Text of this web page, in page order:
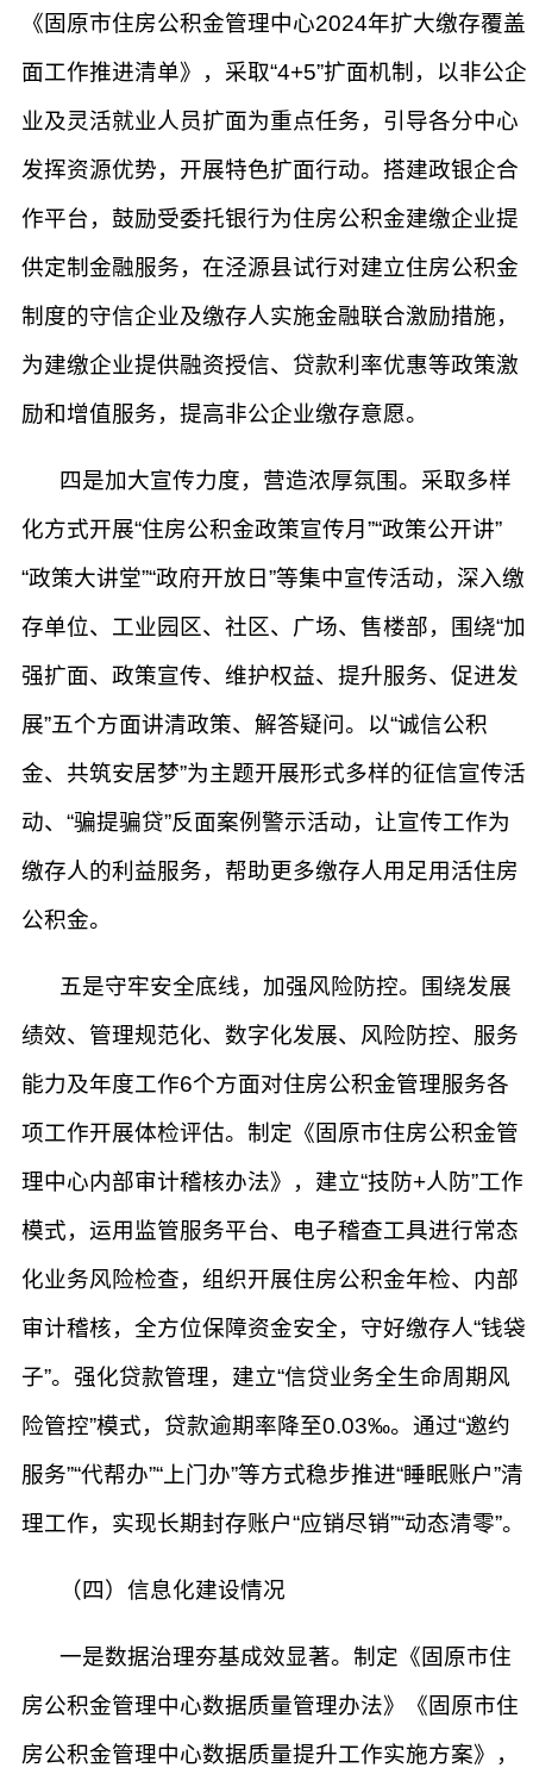
《固原市住房公积金管理中心2024年扩大缴存覆盖
面工作推进清单》，采取“4+5”扩面机制，以非公企
业及灵活就业人员扩面为重点任务，引导各分中心
发挥资源优势，开展特色扩面行动。搭建政银企合
作平台，鼓励受委托银行为住房公积金建缴企业提
供定制金融服务，在泾源县试行对建立住房公积金
制度的守信企业及缴存人实施金融联合激励措施，
为建缴企业提供融资授信、贷款利率优惠等政策激
励和增值服务，提高非公企业缴存意愿。
四是加大宣传力度，营造浓厚氛围。采取多样
化方式开展“住房公积金政策宣传月”“政策公开讲”
“政策大讲堂”“政府开放日”等集中宣传活动，深入缴
存单位、工业园区、社区、广场、售楼部，围绕“加
强扩面、政策宣传、维护权益、提升服务、促进发
展”五个方面讲清政策、解答疑问。以“诚信公积
金、共筑安居梦”为主题开展形式多样的征信宣传活
动、“骗提骗贷”反面案例警示活动，让宣传工作为
缴存人的利益服务，帮助更多缴存人用足用活住房
公积金。
五是守牢安全底线，加强风险防控。围绕发展
绩效、管理规范化、数字化发展、风险防控、服务
能力及年度工作6个方面对住房公积金管理服务各
项工作开展体检评估。制定《固原市住房公积金管
理中心内部审计稽核办法》，建立“技防+人防”工作
模式，运用监管服务平台、电子稽查工具进行常态
化业务风险检查，组织开展住房公积金年检、内部
审计稽核，全方位保障资金安全，守好缴存人“钱袋
子”。强化贷款管理，建立“信贷业务全生命周期风
险管控”模式，贷款逾期率降至0.03‰。通过“邀约
服务”“代帮办”“上门办”等方式稳步推进“睡眠账户”清
理工作，实现长期封存账户“应销尽销”“动态清零”。
（四）信息化建设情况
一是数据治理夯基成效显著。制定《固原市住
房公积金管理中心数据质量管理办法》《固原市住
房公积金管理中心数据质量提升工作实施方案》，